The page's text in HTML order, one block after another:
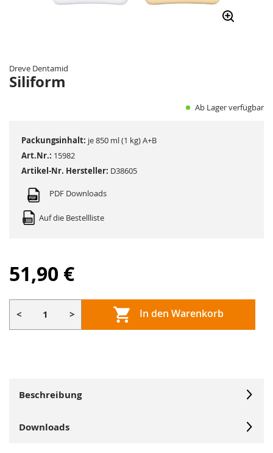
Bildergalerie
springen
Dreve Dentamid
Siliform
Ab Lager verfügbar
PDF Downloads
Art.Nr.: 15982
Auf die Bestellliste
Artikel-Nr. Hersteller: D38605
Packungsinhalt: je 850 ml (1 kg) A+B
51,90 €
< > In den Warenkorb
Beschreibung
Downloads